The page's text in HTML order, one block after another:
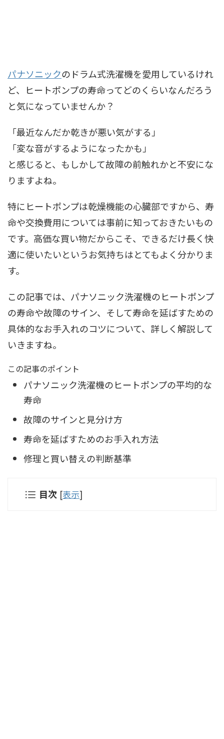
パナソニックのドラム式洗濯機を愛用しているけれ
ど、ヒートポンプの寿命ってどのくらいなんだろう
と気になっていませんか？
「最近なんだか乾きが悪い気がする」
「変な音がするようになったかも」
と感じると、もしかして故障の前触れかと不安にな
りますよね。
特にヒートポンプは乾燥機能の心臓部ですから、寿
命や交換費用については事前に知っておきたいもの
です。高価な買い物だからこそ、できるだけ長く快
適に使いたいというお気持ちはとてもよく分かりま
す。
この記事では、パナソニック洗濯機のヒートポンプ
の寿命や故障のサイン、そして寿命を延ばすための
具体的なお手入れのコツについて、詳しく解説して
いきますね。
この記事のポイント
パナソニック洗濯機のヒートポンプの平均的な
寿命
故障のサインと見分け方
寿命を延ばすためのお手入れ方法
修理と買い替えの判断基準
目次 [表示]